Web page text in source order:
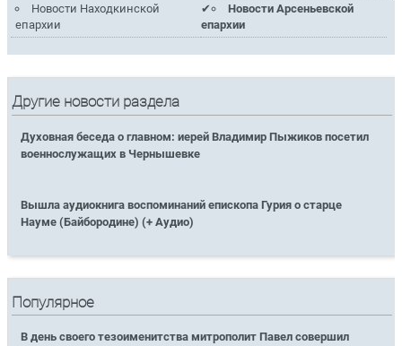
Новости Находкинской
епархии
Новости Арсеньевской
епархии
Другие новости раздела
Духовная беседа о главном: иерей Владимир Пыжиков посетил
военнослужащих в Чернышевке
Вышла аудиокнига воспоминаний епископа Гурия о старце
Науме (Байбородине) (+ Аудио)
Популярное
В день своего тезоименитства митрополит Павел совершил